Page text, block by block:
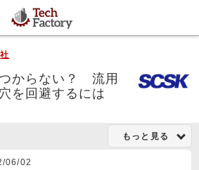
からない？ 流用
を回避するには
もっと見る
06/02